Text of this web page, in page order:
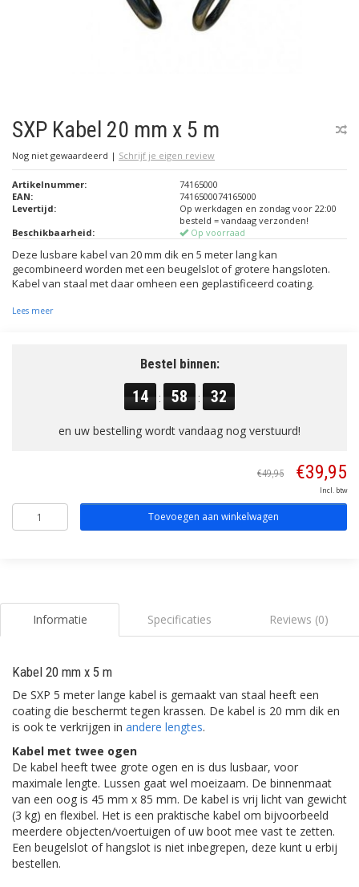
SXP Kabel 20 mm x 5 m
Nog niet gewaardeerd | Schrijf je eigen review
Artikelnummer:
74165000
EAN:
7416500074165000
Levertijd:
Op werkdagen en zondag voor 22:00
besteld = vandaag verzonden!
Beschikbaarheid:
Op voorraad
Deze lusbare kabel van 20 mm dik en 5 meter lang kan
gecombineerd worden met een beugelslot of grotere hangsloten.
Kabel van staal met daar omheen een geplastificeerd coating.
Lees meer
Bestel binnen:
14 : 58 : 32
en uw bestelling wordt vandaag nog verstuurd!
€49,95 €39,95
Incl. btw
Toevoegen aan winkelwagen
Informatie Specificaties Reviews (0)
Kabel 20 mm x 5 m
De SXP 5 meter lange kabel is gemaakt van staal heeft een
coating die beschermt tegen krassen. De kabel is 20 mm dik en
is ook te verkrijgen in andere lengtes.
Kabel met twee ogen
De kabel heeft twee grote ogen en is dus lusbaar, voor
maximale lengte. Lussen gaat wel moeizaam. De binnenmaat
van een oog is 45 mm x 85 mm. De kabel is vrij licht van gewicht
(3 kg) en flexibel. Het is een praktische kabel om bijvoorbeeld
meerdere objecten/voertuigen of uw boot mee vast te zetten.
Een beugelslot of hangslot is niet inbegrepen, deze kunt u erbij
bestellen.